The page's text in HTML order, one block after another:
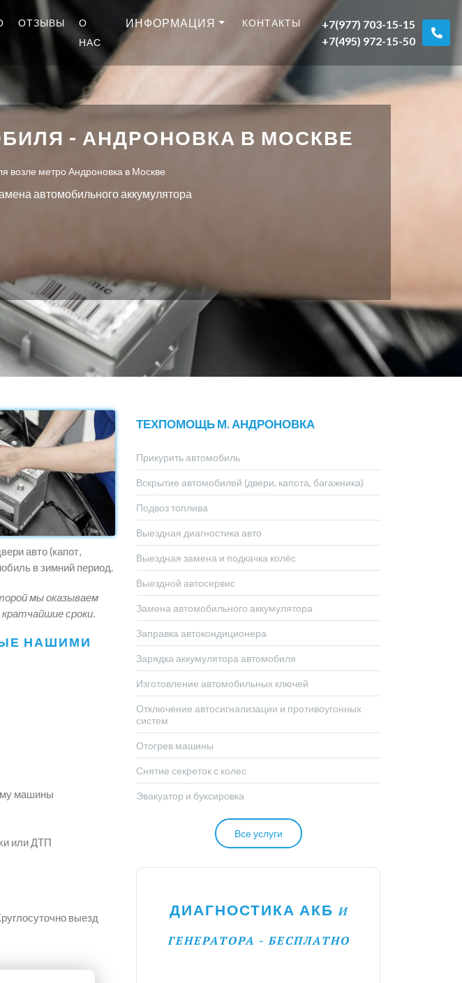
ОТЗЫВЫ
О
НАС
ИНФОРМАЦИЯ КОНТАКТЫ
+7(977) 703-15-15
+7(495) 972-15-50
- АНДРОНОВКА В МОСКВЕ
возле метро Андроновка в Москве
автомобильного аккумулятора
авто (капот,
в зимний период.
мы оказываем
сроки.
НАШИМИ
машины
или ДТП
выезд
ТЕХПОМОЩЬ М. АНДРОНОВКА
Прикурить автомобиль
Вскрытие автомобилей (двери, капота, багажника)
Подвоз топлива
Выездная диагностика авто
Выездная замена и подкачка колёс
Выездной автосервис
Замена автомобильного аккумулятора
Заправка автокондиционера
Зарядка аккумулятора автомобиля
Изготовление автомобильных ключей
Отключение автосигнализации и противоугонных
систем
Отогрев машины
Снятие секреток с колес
Эвакуатор и буксировка
Все услуги
ДИАГНОСТИКА АКБ И
ГЕНЕРАТОРА - БЕСПЛАТНО